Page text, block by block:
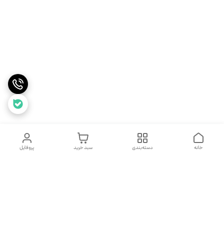
پروفایل سبد خرید دسته‌بندی خانه